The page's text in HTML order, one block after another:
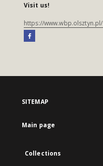
Visit us!
https://www.wbp.olsztyn.pl/
SITEMAP
Main page
Collections